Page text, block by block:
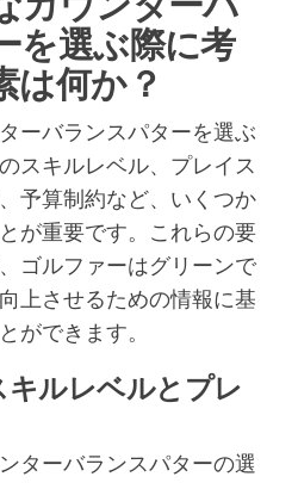
を選ぶ際に考
は何か？
ーバランスパターを選ぶ
スキルレベル、プレイス
予算制約など、いくつか
が重要です。これらの要
ゴルファーはグリーンで
上させるための情報に基
ができます。
ルレベルとプレ
ターバランスパターの選